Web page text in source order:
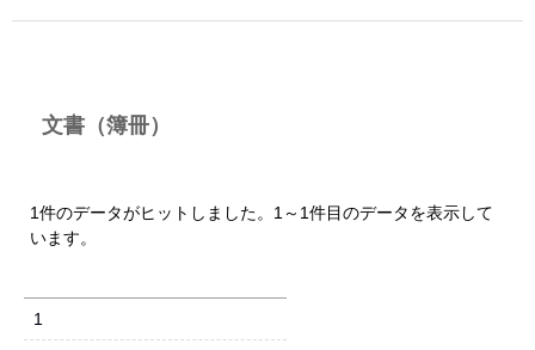
文書（簿冊）
1件のデータがヒットしました。1～1件目のデータを表示して
います。
1